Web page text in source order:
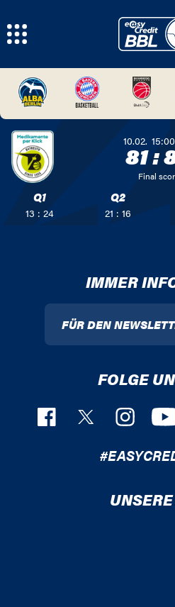
10.02. 15:00
81:
Final
Q1
13 : 24
Q2
21 : 16
IMMER
FÜR DEN
FOLGE